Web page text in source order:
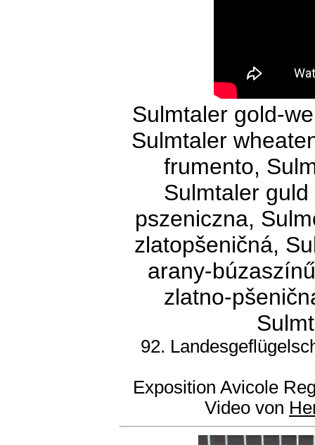
Sulmtaler gold-
Sulmtaler
frumento,
Sulmtaler guld
pszeniczna,
zlatopšeničná,
arany-
zlatno-
92.
Exposition Avicole
Video von